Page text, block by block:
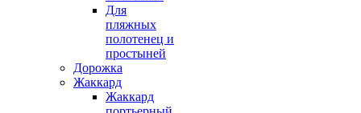
Для
пляжных
полотенец и
простыней
Дорожка
Жаккард
Жаккард